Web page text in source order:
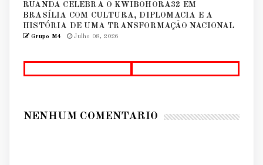
RUANDA CELEBRA O KWIBOHORA32 EM
BRASÍLIA COM CULTURA, DIPLOMACIA E A
HISTÓRIA DE UMA TRANSFORMAÇÃO NACIONAL
Grupo M4 Julho 08, 2026
NENHUM COMENTÁRIO